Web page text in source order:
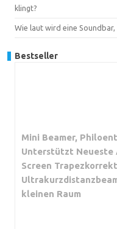
klingt?
Wie laut wird eine
Bestseller
Mini Beamer,
Unterstützt Neueste
Screen
kleinen Raum